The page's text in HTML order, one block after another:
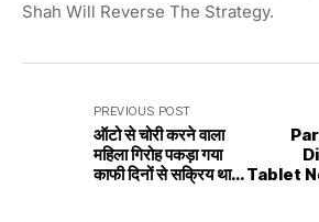
Shah Will Reverse The Strategy.
PREVIOUS POST
ऑटो से चोरी करने वाला
महिला गिरोह पकड़ा गया
काफी दिनों से सक्रिय था
Tablet